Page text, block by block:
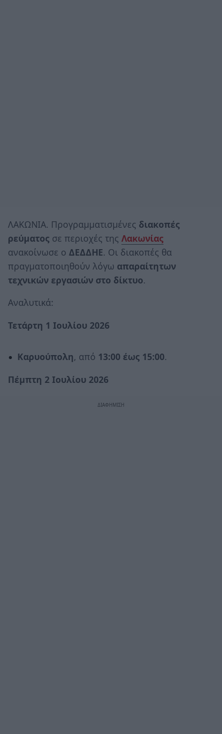
ΛΑΚΩΝΙΑ. Προγραμματισμένες διακοπές
ρεύματος σε περιοχές της Λακωνίας
ανακοίνωσε ο ΔΕΔΔΗΕ. Οι διακοπές θα
πραγματοποιηθούν λόγω απαραίτητων
τεχνικών εργασιών στο δίκτυο.
Αναλυτικά:
Τετάρτη 1 Ιουλίου 2026
Καρυούπολη, από 13:00 έως 15:00.
Πέμπτη 2 Ιουλίου 2026